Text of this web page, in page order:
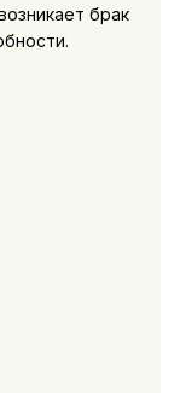
брак